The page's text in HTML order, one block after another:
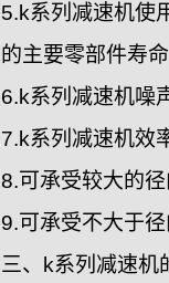
5.k系列减速机使
的主要零部件寿
6.k系列减速机噪
7.k系列减速机效
8.可承受较大的径
9.可承受不大于
三、k系列减速机